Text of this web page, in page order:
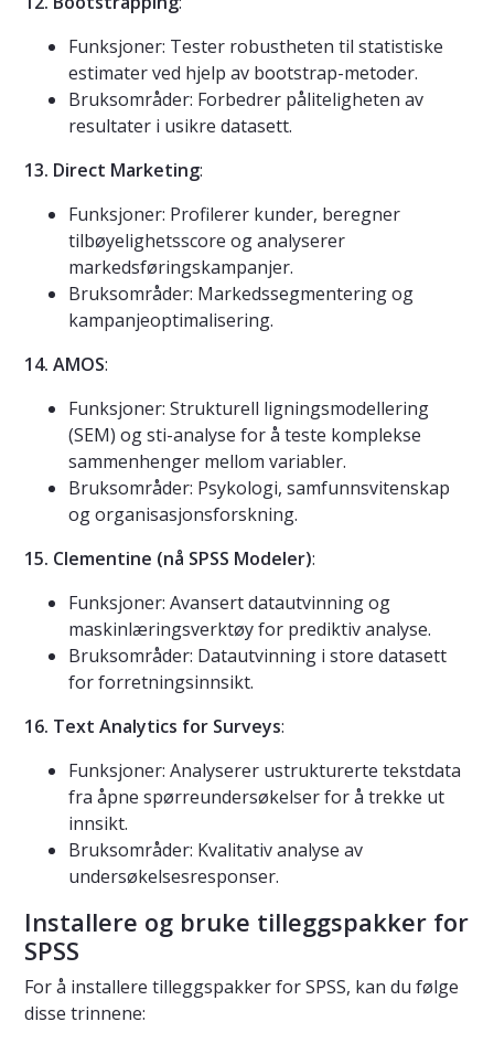
Funksjoner: Tester robustheten til statistiske
estimater ved hjelp av bootstrap-metoder.
Bruksområder: Forbedrer påliteligheten av
resultater i usikre datasett.
13. Direct Marketing:
Funksjoner: Profilerer kunder, beregner
tilbøyelighetsscore og analyserer
markedsføringskampanjer.
Bruksområder: Markedssegmentering og
kampanjeoptimalisering.
14. AMOS:
Funksjoner: Strukturell ligningsmodellering
(SEM) og sti-analyse for å teste komplekse
sammenhenger mellom variabler.
Bruksområder: Psykologi, samfunnsvitenskap
og organisasjonsforskning.
15. Clementine (nå SPSS Modeler):
Funksjoner: Avansert datautvinning og
maskinlæringsverktøy for prediktiv analyse.
Bruksområder: Datautvinning i store datasett
for forretningsinnsikt.
16. Text Analytics for Surveys:
Funksjoner: Analyserer ustrukturerte tekstdata
fra åpne spørreundersøkelser for å trekke ut
innsikt.
Bruksområder: Kvalitativ analyse av
undersøkelsesresponser.
Installere og bruke tilleggspakker for
SPSS
For å installere tilleggspakker for SPSS, kan du følge
disse trinnene: